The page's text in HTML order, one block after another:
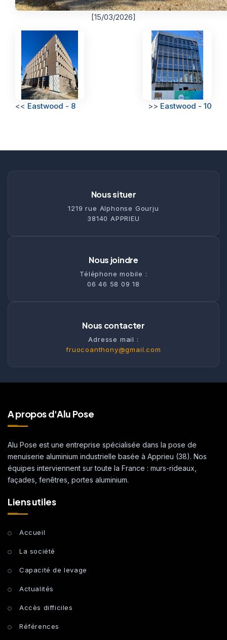
[15/03/2026]
<< Eastwood - 8 >> Eastwood - 10
Nous situer
1219 rue Alphonse Gourju
38140 APPRIEU
Nous joindre
Téléphone mobile :
06 46 58 09 18
Nous contacter
Adresse mail :
fruocoanthony@gmail.com
A propos d'Alu Pose
Alu Pose est une entreprise spécialisée dans la pose de
menuiserie aluminium industrielle basée à Apprieu (38). Nos
équipes interviennent sur toute la France : murs-rideaux,
façades, fenêtres, portes aluminium.
Liens utiles
Accueil
La société
Capacité de levage
Actualités
Accès difficiles
Références